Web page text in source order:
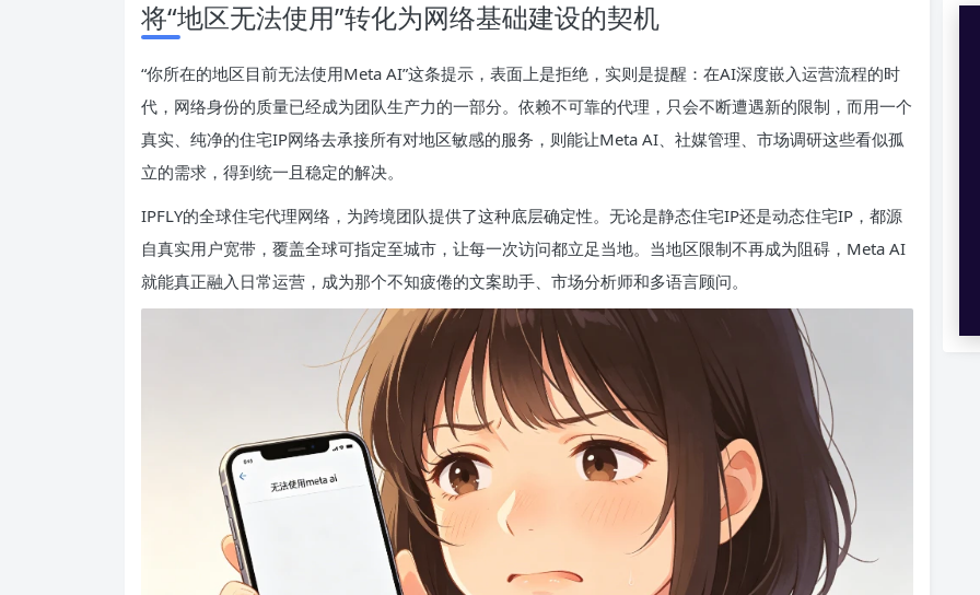
将“地区无法使用”转化为网络基础建设的契机
“你所在的地区目前无法使用Meta AI”这条提示，表面上是拒绝，实则是提醒：在AI深度嵌入运营流程的时
代，网络身份的质量已经成为团队生产力的一部分。依赖不可靠的代理，只会不断遭遇新的限制，而用一个
真实、纯净的住宅IP网络去承接所有对地区敏感的服务，则能让Meta AI、社媒管理、市场调研这些看似孤
立的需求，得到统一且稳定的解决。
IPFLY的全球住宅代理网络，为跨境团队提供了这种底层确定性。无论是静态住宅IP还是动态住宅IP，都源
自真实用户宽带，覆盖全球可指定至城市，让每一次访问都立足当地。当地区限制不再成为阻碍，Meta AI
就能真正融入日常运营，成为那个不知疲倦的文案助手、市场分析师和多语言顾问。